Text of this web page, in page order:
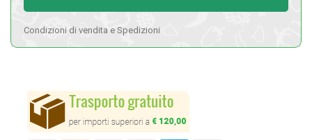
Condizioni di vendita e Spedizioni